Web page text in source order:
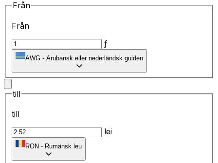
Från
Från
ƒ
AWG - Arubansk eller nederländsk gulden
till
till
lei
RON - Rumänsk leu